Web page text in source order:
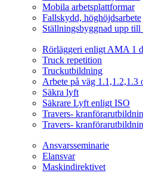
Mobila arbetsplattformar
Fallskydd, höghöjdsarbete
Ställningsbyggnad upp till
Rörläggeri enligt AMA 1
Truck repetition
Truckutbildning
Arbete på väg 1.1,1.2,1.3
Säkra lyft
Säkrare Lyft enligt ISO
Travers-
Travers-
Ansvarsseminarie
Elansvar
Maskindirektivet